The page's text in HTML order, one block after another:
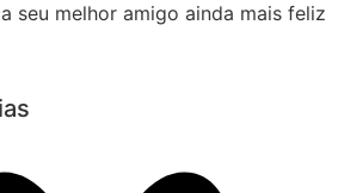
seu melhor amigo ainda mais feliz